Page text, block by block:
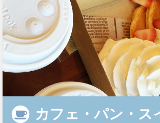
カフェ・パン・ス